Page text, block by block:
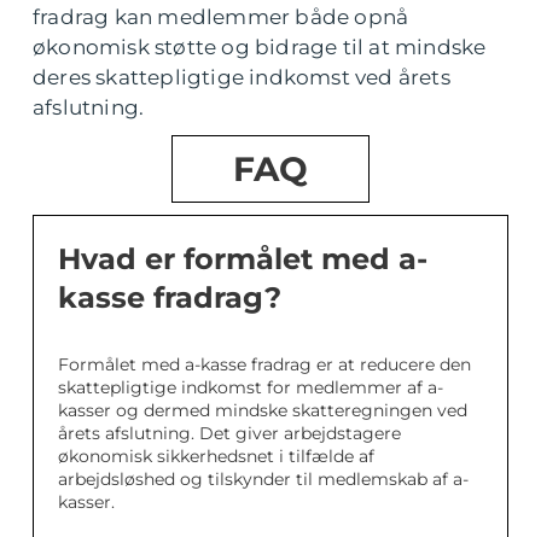
fradrag kan medlemmer både opnå
økonomisk støtte og bidrage til at mindske
deres skattepligtige indkomst ved årets
afslutning.
FAQ
Hvad er formålet med a-
kasse fradrag?
Formålet med a-kasse fradrag er at reducere den
skattepligtige indkomst for medlemmer af a-
kasser og dermed mindske skatteregningen ved
årets afslutning. Det giver arbejdstagere
økonomisk sikkerhedsnet i tilfælde af
arbejdsløshed og tilskynder til medlemskab af a-
kasser.